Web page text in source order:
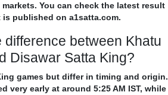
markets. You can check the latest result
is published on a1satta.com.
difference between Khatu
Disawar Satta King?
games but differ in timing and origin.
very early at around 5:25 AM IST, while